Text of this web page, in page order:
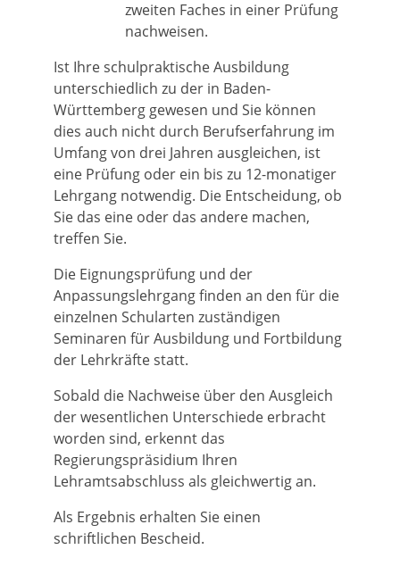
zweiten Faches in einer Prüfung
nachweisen.
Ist Ihre schulpraktische Ausbildung
unterschiedlich zu der in Baden-
Württemberg gewesen und Sie können
dies auch nicht durch Berufserfahrung im
Umfang von drei Jahren ausgleichen, ist
eine Prüfung oder ein bis zu 12-monatiger
Lehrgang notwendig. Die Entscheidung, ob
Sie das eine oder das andere machen,
treffen Sie.
Die Eignungsprüfung und der
Anpassungslehrgang finden an den für die
einzelnen Schularten zuständigen
Seminaren für Ausbildung und Fortbildung
der Lehrkräfte statt.
Sobald die Nachweise über den Ausgleich
der wesentlichen Unterschiede erbracht
worden sind, erkennt das
Regierungspräsidium Ihren
Lehramtsabschluss als gleichwertig an.
Als Ergebnis erhalten Sie einen
schriftlichen Bescheid.